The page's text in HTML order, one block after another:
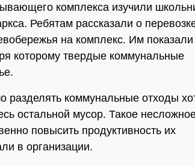
комплекса изучили
Ребятам рассказали о
на комплекс. Им показали
которому твердые коммунальные
разделять коммунальные отходы
остальной мусор. Такое
повысить продуктивность их
в организации.